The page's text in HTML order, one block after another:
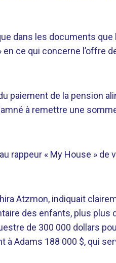
dans les documents que
ce qui concerne l’offre
paiement de la pension
à remettre une
rappeur « My House » de
Atzmon, indiquait
des enfants, plus plus
de 300 000 dollars
à Adams 188 000 $, qui